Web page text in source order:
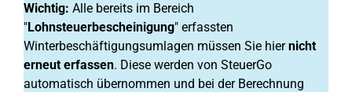
Wichtig: Alle bereits im Bereich
"Lohnsteuerbescheinigung" erfassten
Winterbeschäftigungsumlagen müssen Sie hiernicht
erneut erfassen. Diese werden von SteuerGo
automatisch übernommen und bei der Berechnung